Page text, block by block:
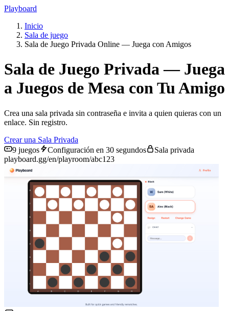
Playboard
Inicio
Sala de juego
Sala de Juego Privada Online — Juega con Amigos
Sala de Juego Privada — Juega
a Juegos de Mesa con Tu Amigo
Crea una sala privada sin contraseña e invita a quien quieras con un
enlace. Sin registro.
Crear una Sala Privada
9 juegos
Configuración en 30 segundos
Sala privada
playboard.gg/en/playroom/abc123